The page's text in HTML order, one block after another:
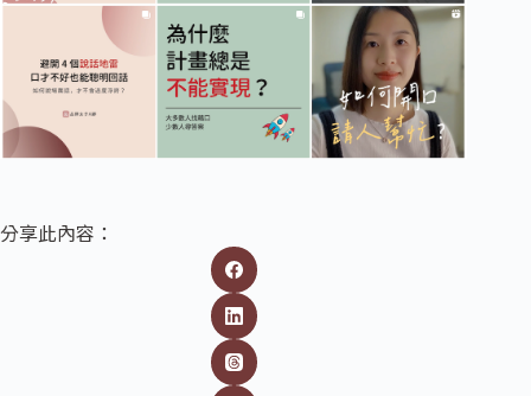
分享此內容：